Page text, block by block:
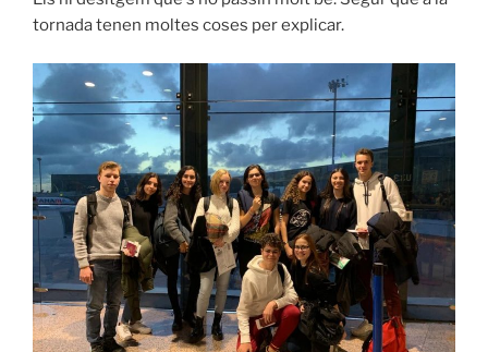
tornada tenen moltes coses per explicar.